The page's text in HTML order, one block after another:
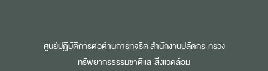
ศูนย์ปฏิบัติการต่อต้านการทุจริต สำนักงานปลัดกระทรวง
ทรัพยากรธรรมชาติและสิ่งแวดล้อม